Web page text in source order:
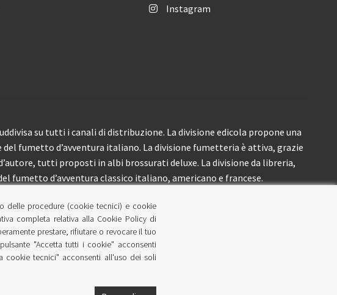
Instagram
su tutti i canali di distribuzione. La divisione edicola propone una
fumetto d’avventura italiano. La divisione fumetteria è attiva, grazie
tutti proposti in albi brossurati deluxe. La divisione da libreria,
fumetto d’avventura classico italiano, americano e francese.
delle procedure (cookie tecnici) e cookie
completa relativa alla Cookie Policy di
prestare, rifiutare o revocare il tuo
"Accetta tutti i cookie" acconsenti
cookie tecnici" acconsenti all'uso dei soli